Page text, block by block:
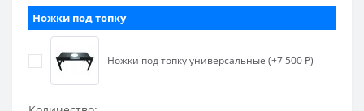
Ножки под топку
Ножки под топку универсальные (+7 500 ₽)